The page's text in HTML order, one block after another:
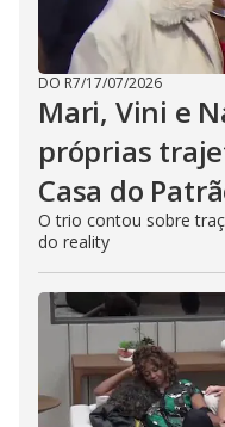
DO R7/17/07/2026
Mari, Vini e
próprias
Casa do
O trio contou sobre
do reality